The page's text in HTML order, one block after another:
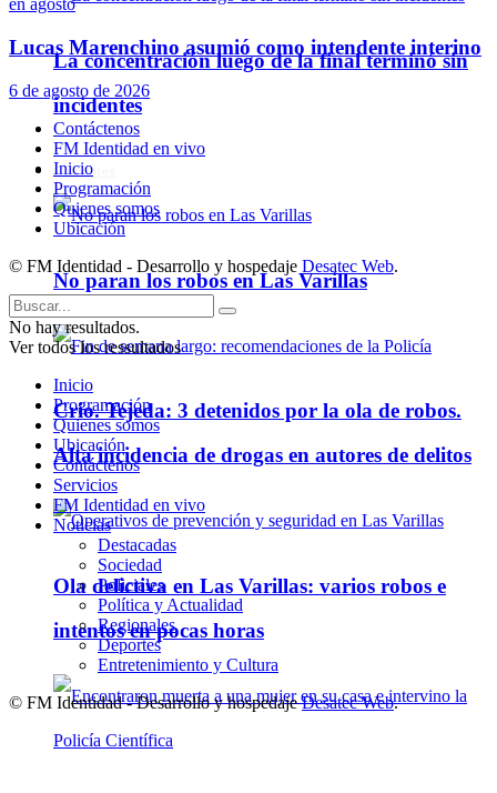
La concentración luego de la final terminó sin
incidentes
Policiales
No paran los robos en Las Varillas
Crio. Tejeda: 3 detenidos por la ola de robos.
Alta incidencia de drogas en autores de delitos
Ola delictiva en Las Varillas: varios robos e
intentos en pocas horas
Lucas Marenchino asumió como intendente interino
6 de agosto de 2026
Contáctenos
FM Identidad en vivo
Inicio
Programación
Quienes somos
Ubicación
© FM Identidad - Desarrollo y hospedaje Desatec Web.
No hay resultados.
Ver todos los ressultados
Inicio
Programación
Quienes somos
Ubicación
Contáctenos
Servicios
FM Identidad en vivo
Noticias
Destacadas
Sociedad
Policiales
Política y Actualidad
Regionales
Deportes
Entretenimiento y Cultura
© FM Identidad - Desarrollo y hospedajeDesatec Web.